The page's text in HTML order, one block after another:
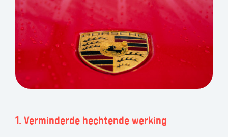
1. Verminderde hechtende werking